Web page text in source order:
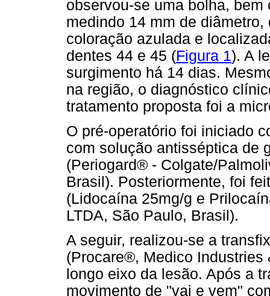
observou-se uma bolha,
medindo 14 mm de
coloração azulada e
dentes 44 e 45 (Figura 1). A
surgimento há 14 dias.
na região, o diagnóstico
tratamento proposta foi a
O pré-operatório foi iniciado
com solução antisséptica de
(Periogard® - Colgate/
Brasil). Posteriormente, foi
(Lidocaína 25mg/g e
LTDA, São Paulo, Brasil).
A seguir, realizou-se a
(Procare®, Medico Industries
longo eixo da lesão. Após a
movimento de "vai e vem"